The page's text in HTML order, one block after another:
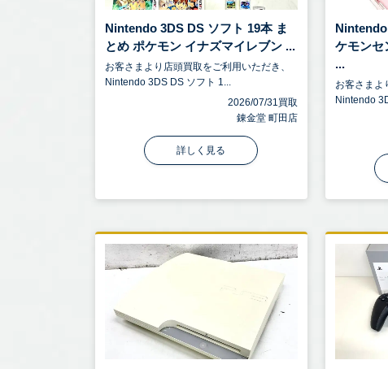
Nintendo 3DS DS ソフト 19本 ま
とめ ポケモン イナズマイレブン ...
お客さまより店頭買取をご利用いただき、
Nintendo 3DS DS ソフト 1...
2026/07/31買取
錬金堂 町田店
詳しく見る
ケモンセ
...
お客さまよ
Nintendo